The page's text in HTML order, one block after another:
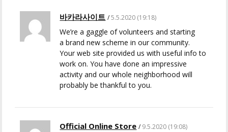
바카라사이트 5.5.2020 (19:18)
We’re a gaggle of volunteers and starting
a brand new scheme in our community.
Your web site provided us with useful info to
work on. You have done an impressive
activity and our whole neighborhood will
probably be thankful to you.
Official Online Store 9.5.2020 (19:08)